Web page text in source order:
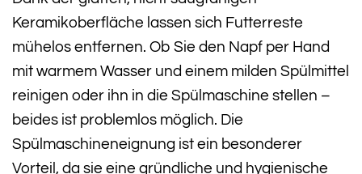
Keramikoberfläche lassen sich Futterreste
mühelos entfernen. Ob Sie den Napf per Hand
mit warmem Wasser und einem milden Spülmittel
reinigen oder ihn in die Spülmaschine stellen –
beides ist problemlos möglich. Die
Spülmaschineneignung ist ein besonderer
Vorteil, da sie eine gründliche und hygienische